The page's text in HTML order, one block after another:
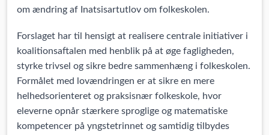
om ændring af Inatsisartutlov om folkeskolen.
Forslaget har til hensigt at realisere centrale initiativer i
koalitionsaftalen med henblik på at øge fagligheden,
styrke trivsel og sikre bedre sammenhæng i folkeskolen.
Formålet med lovændringen er at sikre en mere
helhedsorienteret og praksisnær folkeskole, hvor
eleverne opnår stærkere sproglige og matematiske
kompetencer på yngstetrinnet og samtidig tilbydes